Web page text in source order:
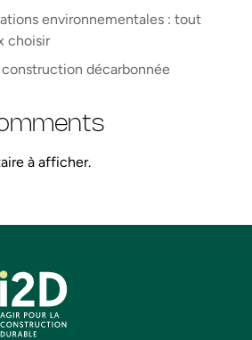
environnementales : tout
choisir
construction décarbonnée
à afficher.